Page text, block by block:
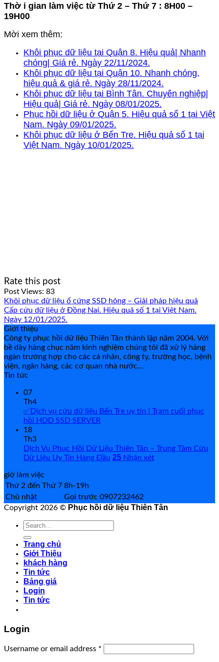
Thờ i gian làm việc từ Thứ 2 – Thứ 7 : 8H00 –
19H00
Mời xem thêm:
Khôi phục dữ liệu tại Quận 8. Hiệu quả| Nhanh
chóng| Giá rẻ. Ngày 22/11/2024.
Khôi phục dữ liệu tại Quận 10. Nhanh chóng,
hiệu quả & giá rẻ. Ngày 28/11/2024.
Khôi phục dữ liệu tại Bình Tân. Chuyên nghiệp|
Hiệu quả| Giá rẻ. Ngày 08/01/2025.
Phục hồi dữ liệu ở Quận 5. Hiệu quả số 1 tại Việt
Nam. Ngày 09/01/2025.
Khôi phục dữ liệu ở Bến Tre. Hiệu quả số 1 tại
Việt Nam. Ngày 10/01/2025.
Rate this post
Post Views: 83
Khôi phục dữ liệu ổ cứng SSD hỏng – Giải pháp hiệu quả
Cấp cứu dữ liệu ở Đồng Nai. Hiệu quả số 1 tại Việt Nam.
Ngày 12/01/2025.
Giới thiệu
Công ty phục hồi dữ liệu Thiên Tân thành lập năm 2004. Với
bề dày hàng chục năm kinh nghiệm chúng tôi đã xử lý hàng
ngàn trường hợp cho các cá nhân, công ty, trường học, bệnh
viện, ngân hàng, các cơ quan nhà nước…
Tin tức
07
Th4
✅Dịch vụ cứu dữ liệu Bến Tre uy tín | Trạm cuối phục
hồi HDD SSD SERVER
18
Th3
Dịch Vụ Phục Hồi Dữ Liệu Thiên Tân – Trung Tâm Cứu
Dữ Liệu Uy Tín Hàng Đầu 25 Nhận xét
giờ làm việc
Thứ 2 đến Thứ 7 8h-19h
Chủ nhật
Gọi trước 0907232462
Copyright 2026 © Phục hồi dữ liệu Thiên Tân
Search
Trang chủ
Giới Thiệu
khách hàng
Tin tức
Bảng giá
Login
Tin tức
Login
Username or email address *